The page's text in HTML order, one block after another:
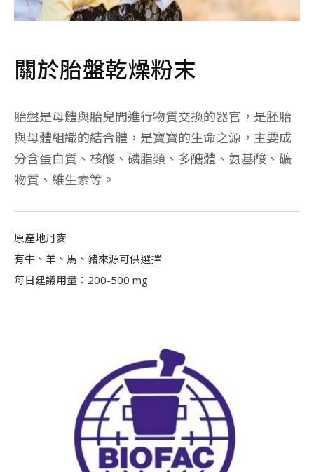
關於胎盤乾燥粉末
胎盤是母體與胎兒間進行物質交換的器官，是胚胎
與母體組織的結合體，是寶寶的生命之源，主要成
分含蛋白質、核酸、磷脂類、多醣體、氨基酸、礦
物質、維生素等。
原產地丹麥
有牛、羊、馬、豬來源可供選擇
每日建議用量：200-500 mg